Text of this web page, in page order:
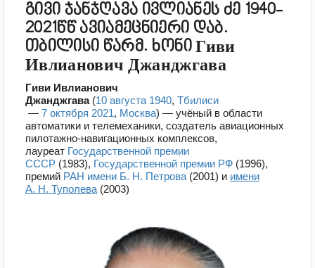
გივი ჯანჯღავა ივლიანეს ძე 1940-
2021წწ ავიამეცნიერი დაბ.
თბილისი წარმ. ხონი Гиви
Ивлианович Джанджгава
Гиви Ивлианович
Джанджгава(10 августа 1940, Тбилиси
— 7 октября 2021, Москва) — учёный в области
автоматики и телемеханики, создатель авиационных
пилотажно-навигационных комплексов,
лауреат Государственной премии
СССР (1983), Государственной премии РФ (1996),
премий РАН имени Б. Н. Петрова (2001) и имени
А. Н. Туполева (2003)